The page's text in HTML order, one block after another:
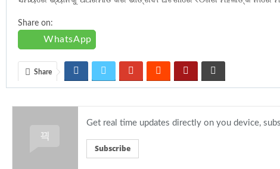
Share on:
WhatsApp
Share
Get real time updates directly on you device,
Subscribe